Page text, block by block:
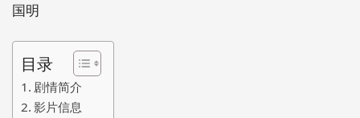
国明
目录
剧情简介
影片信息